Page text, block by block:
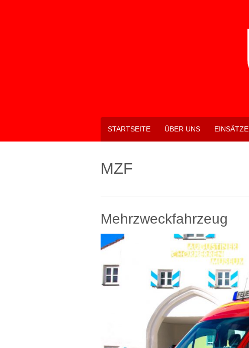
STARTSEITE ÜBER UNS EINSÄTZE
MZF
Mehrzweckfahrzeug